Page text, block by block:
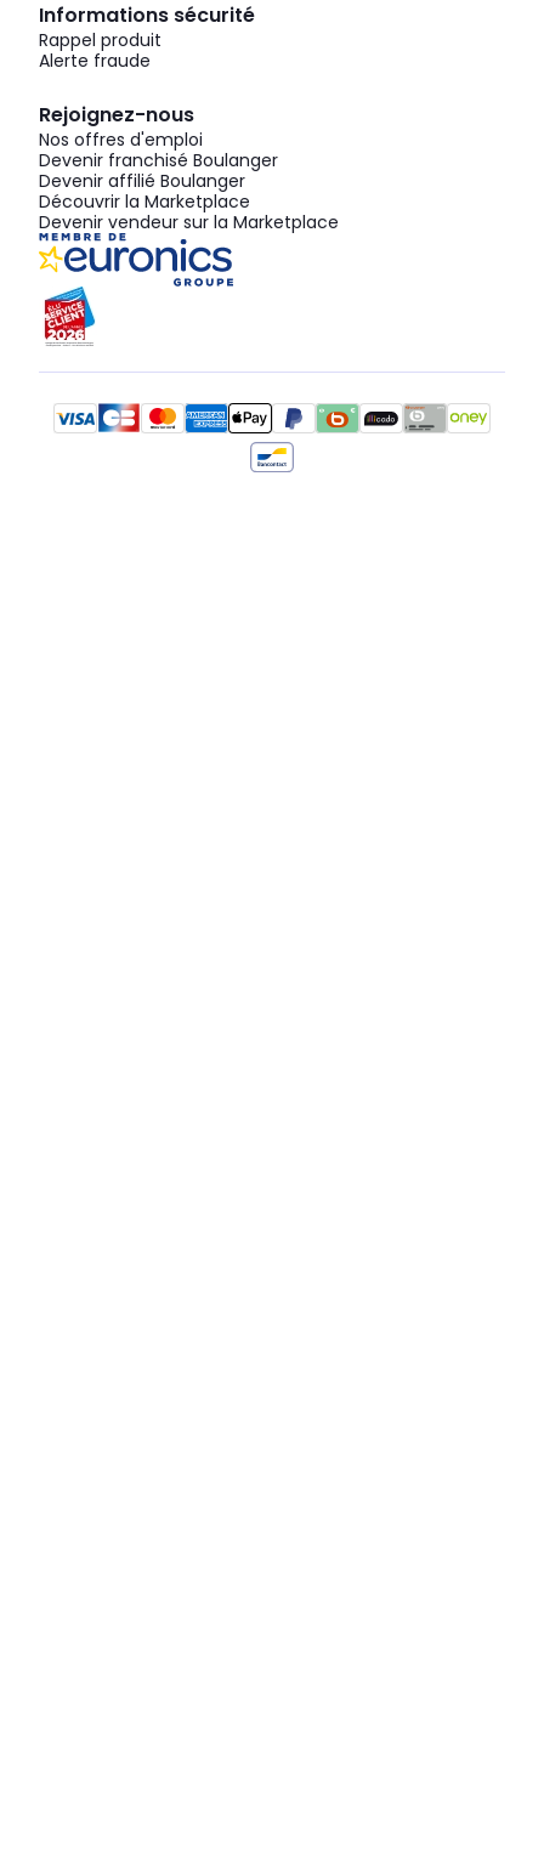
Informations sécurité
Rappel produit
Alerte fraude
Rejoignez-nous
Nos offres d'emploi
Devenir franchisé Boulanger
Devenir affilié Boulanger
Découvrir la Marketplace
Devenir vendeur sur la Marketplace